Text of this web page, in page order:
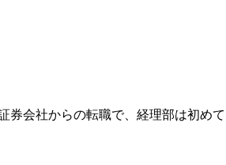
券会社からの転職で、経理部は初めて